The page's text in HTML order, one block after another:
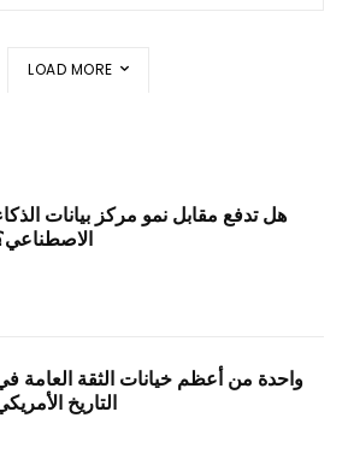
LOAD MORE
هل تدفع مقابل نمو مركز بيانات
واحدة من أعظم خيانات الثقة العامة
التاريخ